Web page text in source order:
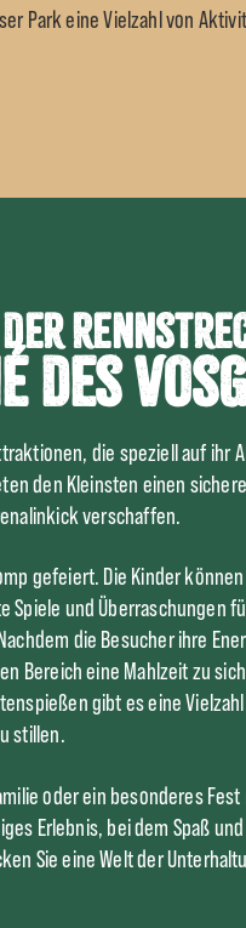
Park eine Vielzahl von
des
die speziell auf ihr
den Kleinsten einen
verschaffen.
gefeiert. Die Kinder
und Überraschungen
die Besucher ihre
Bereich eine Mahlzeit zu
gibt es eine
stillen.
oder ein besonderes
Erlebnis, bei dem Spaß
Sie eine Welt der